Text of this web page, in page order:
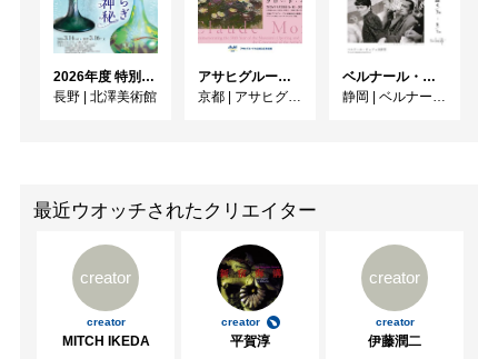
2026年度 特別展「ガレとドーム、アール･ヌーヴォーのガラス 水辺のやすらぎ、海の神秘」
長野 | 北澤美術館
アサヒグループ大山崎山荘美術館 開館30周年記念展「没後100年 クロード・モネ」
京都 | アサヒグループ大山崎山荘美術館
ベルナール・ビュフェと写真 ーカメラがとらえたビュフェとその時代、そして21 世紀へ
静岡 | ベルナール・ビュフェ美術館
最近ウオッチされたクリエイター
creator
creator
MITCH IKEDA
creator
平賀淳
creator
creator
伊藤潤二